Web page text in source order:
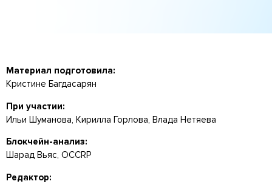
Материал подготовила:
Кристине Багдасарян
При участии:
Ильи Шуманова, Кирилла Горлова, Влада Нетяева
Блокчейн-анализ:
Шарад Вьяс, OCCRP
Редактор: